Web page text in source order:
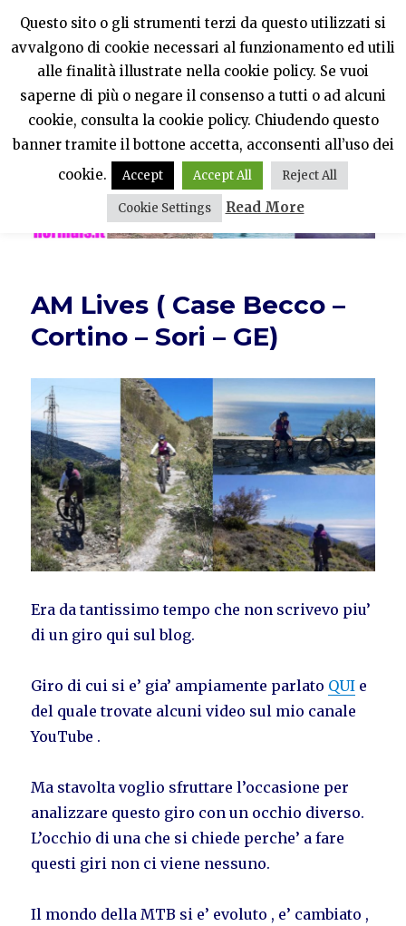
PercheNONEssereNormali?
MENU
AM Lives ( Case Becco –
Cortino – Sori – GE)
Era da tantissimo tempo che non scrivevo piu’
di un giro qui sul blog.
Giro di cui si e’ gia’ ampiamente parlato QUI e
del quale trovate alcuni video sul mio canale
YouTube .
Ma stavolta voglio sfruttare l’occasione per
analizzare questo giro con un occhio diverso.
L’occhio di una che si chiede perche’ a fare
questi giri non ci viene nessuno.
Il mondo della MTB si e’ evoluto , e’ cambiato ,
Questo sito o gli strumenti terzi da questo utilizzati si
avvalgono di cookie necessari al funzionamento ed utili
alle finalità illustrate nella cookie policy. Se vuoi
saperne di più o negare il consenso a tutti o ad alcuni
cookie, consulta la cookie policy. Chiudendo questo
banner tramite il bottone accetta, acconsenti all’uso dei
cookie.
Accept Accept All Reject All
Cookie Settings Read More